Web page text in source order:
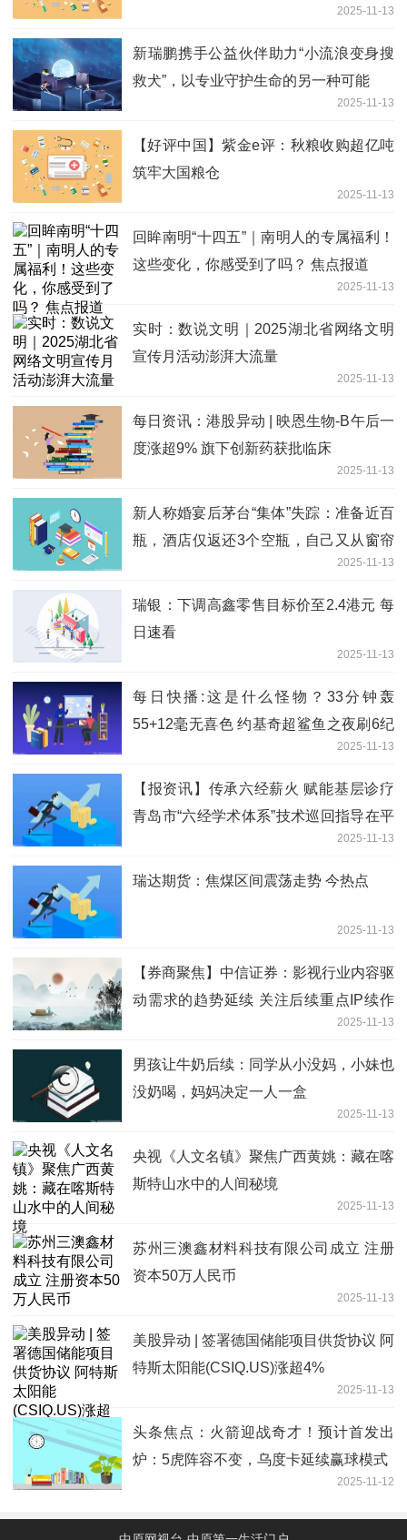
2025-11-13
新瑞鹏携手公益伙伴助力“小流浪变身搜
救犬”，以专业守护生命的另一种可能
2025-11-13
【好评中国】紫金e评：秋粮收购超亿吨
筑牢大国粮仓
2025-11-13
回眸南明“十四五”｜南明人的专属福利！
这些变化，你感受到了吗？ 焦点报道
2025-11-13
实时：数说文明｜2025湖北省网络文明
宣传月活动澎湃大流量
2025-11-13
每日资讯：港股异动 | 映恩生物-B午后一
度涨超9% 旗下创新药获批临床
2025-11-13
新人称婚宴后茅台“集体”失踪：准备近百
瓶，酒店仅返还3个空瓶，自己又从窗帘
后找出三箱；酒店否认藏匿-今头条2025-11-13
瑞银：下调高鑫零售目标价至2.4港元 每
日速看
2025-11-13
每日快播:这是什么怪物？33分钟轰
55+12毫无喜色 约基奇超鲨鱼之夜刷6纪
2025-11-13
【报资讯】传承六经薪火 赋能基层诊疗
青岛市“六经学术体系”技术巡回指导在平
2025-11-13
瑞达期货：焦煤区间震荡走势 今热点
2025-11-13
【券商聚焦】中信证券：影视行业内容驱
动需求的趋势延续 关注后续重点IP续作
表现以及政策对优质内容的激励效果|聚
焦
2025-11-13
男孩让牛奶后续：同学从小没妈，小妹也
没奶喝，妈妈决定一人一盒
2025-11-13
央视《人文名镇》聚焦广西黄姚：藏在喀
斯特山水中的人间秘境
2025-11-13
苏州三澳鑫材料科技有限公司成立 注册
资本50万人民币
2025-11-13
美股异动 | 签署德国储能项目供货协议 阿
特斯太阳能(CSIQ.US)涨超4%
2025-11-13
头条焦点：火箭迎战奇才！预计首发出
炉：5虎阵容不变，乌度卡延续赢球模式
2025-11-12